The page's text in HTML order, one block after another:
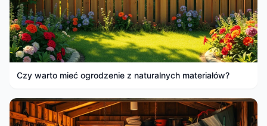
Czy warto mieć ogrodzenie z naturalnych materiałów?